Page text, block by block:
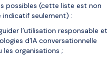
possibles (cette liste est non
seulement) :
l’utilisation responsable et
d’IA conversationnelle
les organisations ;